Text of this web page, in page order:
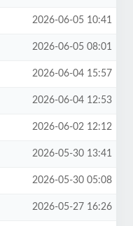
2026-06-05 10:41
2026-06-05 08:01
2026-06-04 15:57
2026-06-04 12:53
2026-06-02 12:12
2026-05-30 13:41
2026-05-30 05:08
2026-05-27 16:26